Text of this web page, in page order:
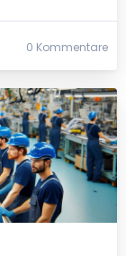
0 Kommentare